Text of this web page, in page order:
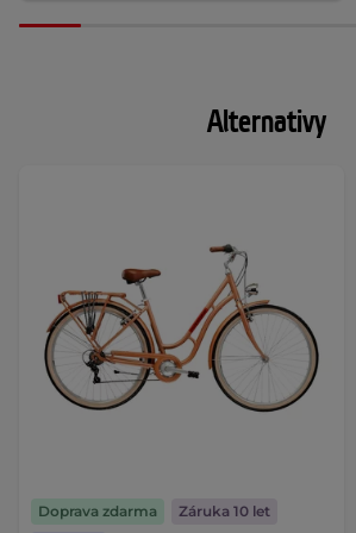
Alternativy
Doprava zdarma
Záruka 10 let